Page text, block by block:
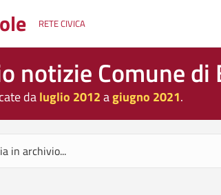
RETE CIVICA
notizie Comune di
daluglio 2012agiugno 2021.